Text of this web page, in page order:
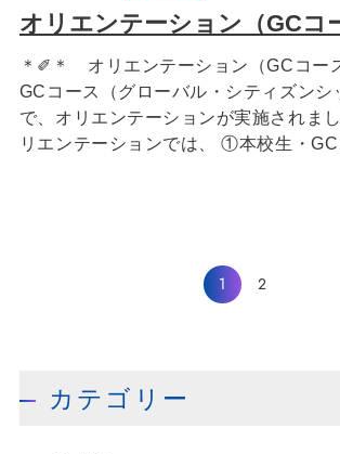
オリエンテーション（GCコ
＊✐＊ オリエンテーション（GCコ
GCコース（グローバル・シティズンシ
で、オリエンテーションが実施されま
リエンテーションでは、 ①本校生・
1 2
カテゴリー